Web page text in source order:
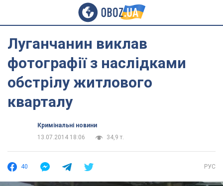
Луганчанин виклав
фотографії з наслідками
обстрілу житлового
кварталу
Кримінальні новини
13.07.2014 18:06
34,9 т.
40 РУС